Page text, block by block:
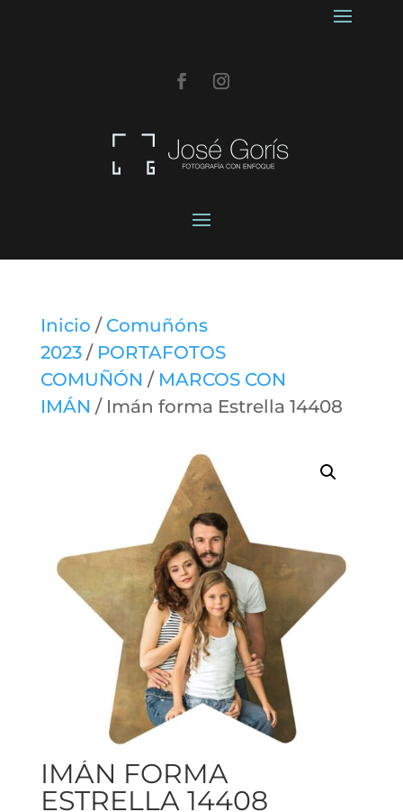
Inicio / Comuñóns
2023/ PORTAFOTOS
COMUÑÓN / MARCOS CON
IMÁN / Imán forma Estrella 14408
IMÁN FORMA
ESTRELLA 14408